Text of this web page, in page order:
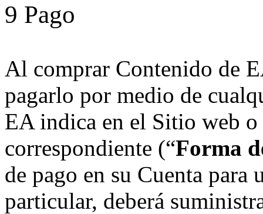
9 Pago
Al comprar Contenido de
pagarlo por medio de
EA indica en el Sitio web o
correspondiente (“Forma
de pago en su Cuenta
particular, deberá